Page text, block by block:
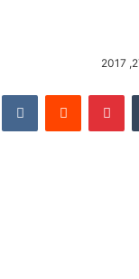
بينتيريست